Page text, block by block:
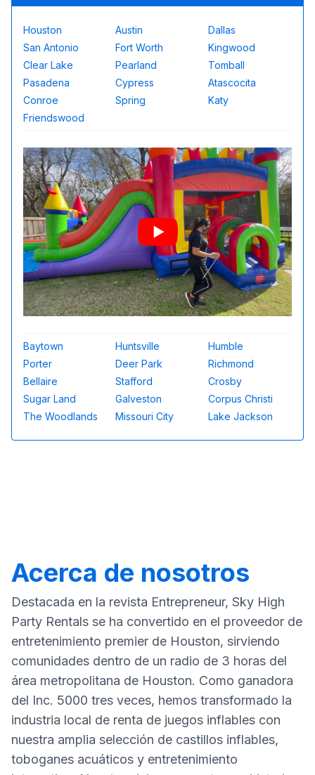
Houston Austin
Dallas
San Antonio
Fort Worth
Kingwood
Clear Lake
Pearland
Tomball
Pasadena
Cypress
Atascocita
Conroe
Spring
Katy
Friendswood
Baytown Huntsville
Humble
Porter
Deer Park
Richmond
Bellaire
Stafford
Crosby
Sugar Land
Galveston
Corpus Christi
The Woodlands
Missouri City Lake Jackson
Acerca de nosotros
Destacada en la revista Entrepreneur, Sky High
Party Rentals se ha convertido en el proveedor de
entretenimiento premier de Houston, sirviendo
comunidades dentro de un radio de 3 horas del
área metropolitana de Houston. Como ganadora
del Inc. 5000 tres veces, hemos transformado la
industria local de renta de juegos inflables con
nuestra amplia selección de castillos inflables,
toboganes acuáticos y entretenimiento